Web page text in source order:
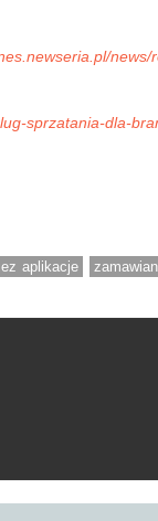
sprzatania-dla-
aplikacje